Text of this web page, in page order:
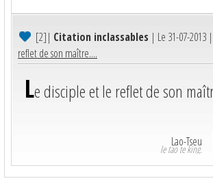
[2]| Citation inclassables | Le 31-07-2013 |
reflet de son maître....
Le disciple et le reflet de son
Lao-Tseu
le tao te king.